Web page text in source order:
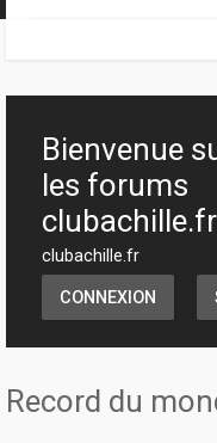
Bienvenue
les forums
clubachille.fr
clubachille.fr
CONNEXION
Record du